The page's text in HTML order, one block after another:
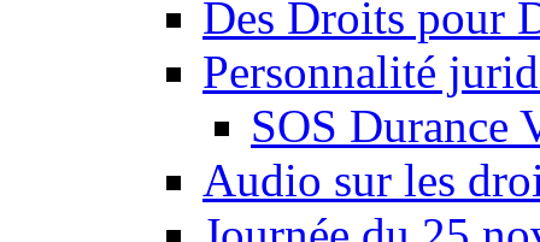
Des Droits pour
Personnalité
SOS Durance
Audio sur les